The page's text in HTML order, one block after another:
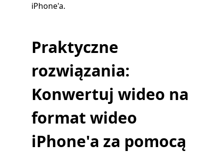
iPhone'a.
Praktyczne
rozwiązania:
Konwertuj wideo na
format wideo
iPhone'a za pomocą